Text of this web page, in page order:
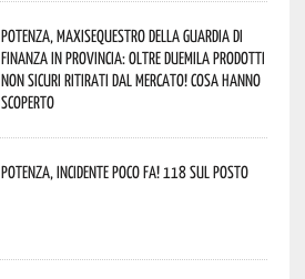
Potenza, maxisequestro della Guardia di
Finanza in provincia: oltre duemila prodotti
non sicuri ritirati dal mercato! Cosa hanno
scoperto
Potenza, incidente poco fa! 118 sul posto